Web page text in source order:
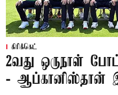
கிரிக்கெட்
2வது ஒருநாள்
- ஆப்கானிஸ்தான்